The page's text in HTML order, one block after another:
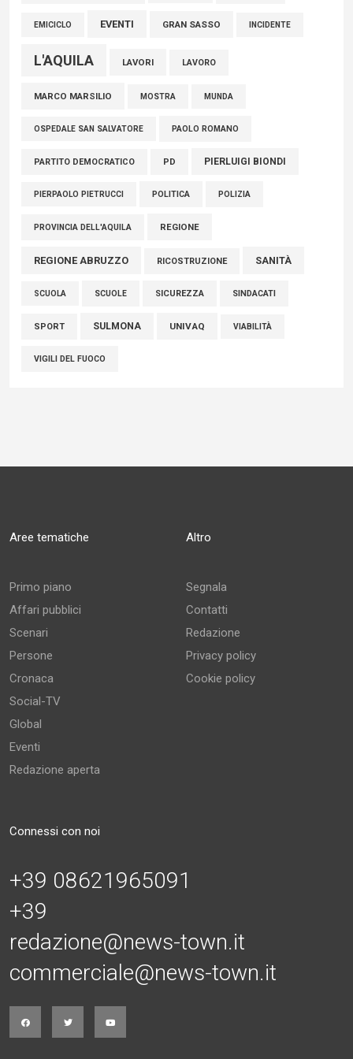
EMICICLO EVENTI GRAN SASSO INCIDENTE
L'AQUILA LAVORI LAVORO
MARCO MARSILIO MOSTRA MUNDA
OSPEDALE SAN SALVATORE PAOLO ROMANO
PARTITO DEMOCRATICO PD PIERLUIGI BIONDI
PIERPAOLO PIETRUCCI POLITICA POLIZIA
PROVINCIA DELL'AQUILA REGIONE
REGIONE ABRUZZO RICOSTRUZIONE SANITÀ
SCUOLA SCUOLE SICUREZZA SINDACATI
SPORT SULMONA UNIVAQ VIABILITÀ
VIGILI DEL FUOCO
Aree tematiche
Primo piano
Affari pubblici
Scenari
Persone
Cronaca
Social-TV
Global
Eventi
Redazione aperta
Altro
Segnala
Contatti
Redazione
Privacy policy
Cookie policy
Connessi con noi
+39 08621965091
+39
redazione@news-town.it
commerciale@news-town.it